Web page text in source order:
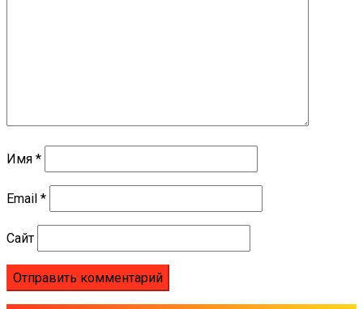
Имя *
Email *
Сайт